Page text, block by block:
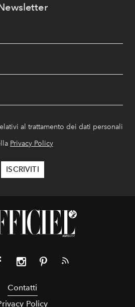
al trattamento dei dati personali
Privacy Policy
Contatti
Policy